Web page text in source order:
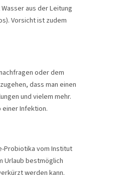
aus der Leitung
Vorsicht ist zudem
oder dem
dass man einen
und vielem mehr.
einer Infektion.
Probiotika vom Institut
Urlaub bestmöglich
werden kann.